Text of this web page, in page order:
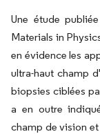
Une étude
Materials in
en évidence les
ultra-haut champ
biopsies ciblées
a en outre
champ de vision